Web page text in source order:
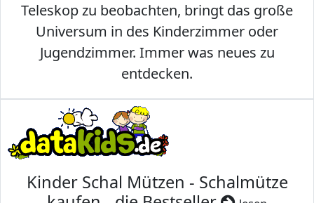
Teleskop zu beobachten, bringt das große
Universum in des Kinderzimmer oder
Jugendzimmer. Immer was neues zu
entdecken.
Kinder Schal Mützen - Schalmütze